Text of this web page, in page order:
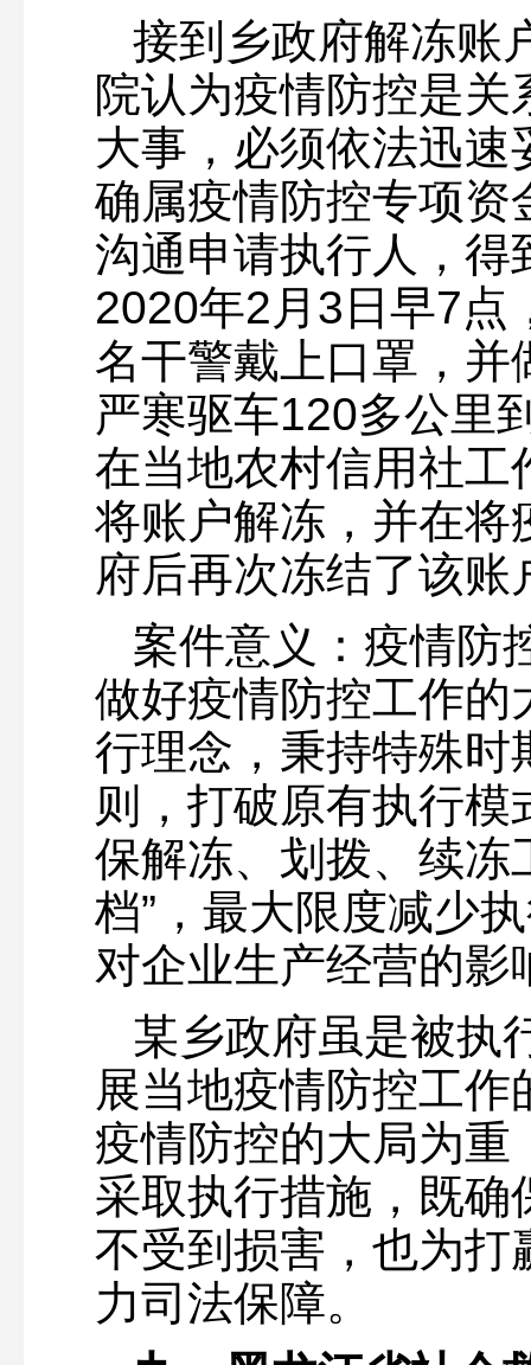
接到乡政府解冻账
院认为疫情防控是
大事，必须依法迅
确属疫情防控专项资
沟通申请执行人，得
2020年2月3日早7点
名干警戴上口罩，并
严寒驱车120多公里
在当地农村信用社工
将账户解冻，并在将
府后再次冻结了该账
案件意义：疫情防
做好疫情防控工作的
行理念，秉持特殊时
则，打破原有执行
保解冻、划拨、续冻
档”，最大限度减少
对企业生产经营的影
某乡政府虽是被执
展当地疫情防控工
疫情防控的大局为重
采取执行措施，既确
不受到损害，也为打
力司法保障。